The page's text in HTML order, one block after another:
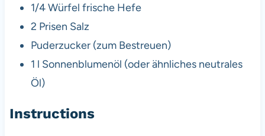
1/4Würfel frische Hefe
2 Prisen Salz
Puderzucker (zum Bestreuen)
1 l Sonnenblumenöl (oder ähnliches neutrales
Öl)
Instructions